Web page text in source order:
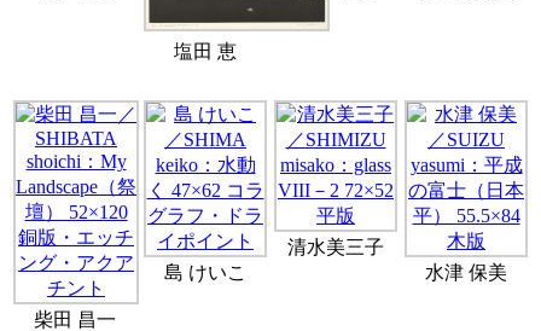
塩田 恵
柴田 昌一
島 けいこ
清水美三子
水津 保美